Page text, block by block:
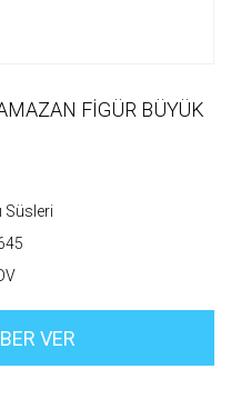
FİGÜR BÜYÜK
Süsleri
VER